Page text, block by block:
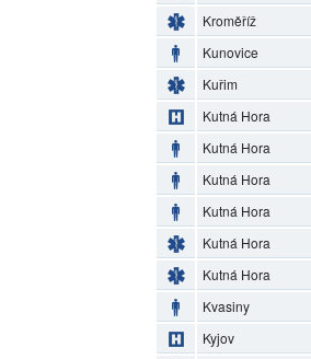
Kroměříž
Kunovice
Kuřim
Kutná Hora
Kutná Hora
Kutná Hora
Kutná Hora
Kutná Hora
Kutná Hora
Kvasiny
Kyjov